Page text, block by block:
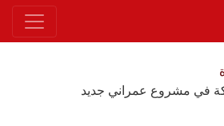
في مشروع عمراني جديد